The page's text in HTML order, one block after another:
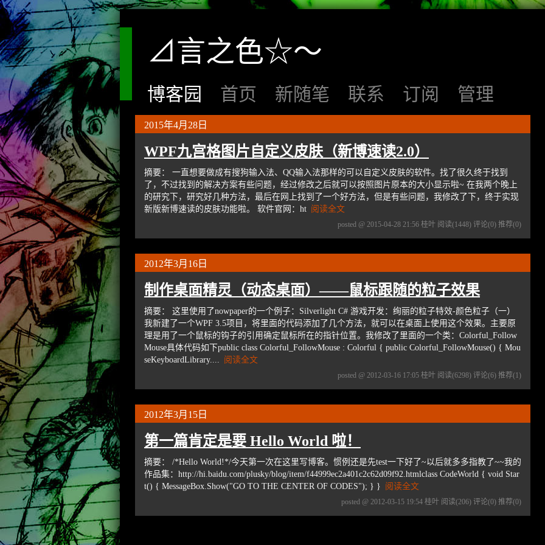
⊿言之色☆～
博客园 首页 新随笔 联系 订阅 管理
2015年4月28日
WPF九宫格图片自定义皮肤（新博速读2.0）
摘要： 一直想要做成有搜狗输入法、QQ输入法那样的可以自定义皮肤的软件。找了很久终于找到
了，不过找到的解决方案有些问题，经过修改之后就可以按照图片原本的大小显示啦~ 在我两个晚上
的研究下，研究好几种方法，最后在网上找到了一个好方法，但是有些问题，我修改了下，终于实现
新版新博速读的皮肤功能啦。 软件官网：ht 阅读全文
posted @ 2015-04-28 21:56 桂叶 阅读(1448) 评论(0) 推荐(0)
2012年3月16日
制作桌面精灵（动态桌面）——鼠标跟随的粒子效果
摘要： 这里使用了nowpaper的一个例子：Silverlight C# 游戏开发：绚丽的粒子特效-颜色粒子（一）
我新建了一个WPF 3.5项目，将里面的代码添加了几个方法，就可以在桌面上使用这个效果。主要原
理是用了一个鼠标的钩子的引用确定鼠标所在的指针位置。我修改了里面的一个类：Colorful_Follow
Mouse具体代码如下public class Colorful_FollowMouse : Colorful { public Colorful_FollowMouse() { Mou
seKeyboardLibrary.... 阅读全文
posted @ 2012-03-16 17:05 桂叶 阅读(6298) 评论(6) 推荐(1)
2012年3月15日
第一篇肯定是要 Hello World 啦！
摘要： /*Hello World!*/今天第一次在这里写博客。惯例还是先test一下好了~以后就多多指教了~~我的
作品集：http://hi.baidu.com/plusky/blog/item/f44999ec2a401c2c62d09f92.htmlclass CodeWorld { void Star
t() { MessageBox.Show("GO TO THE CENTER OF CODES"); } } 阅读全文
posted @ 2012-03-15 19:54 桂叶 阅读(206) 评论(0) 推荐(0)